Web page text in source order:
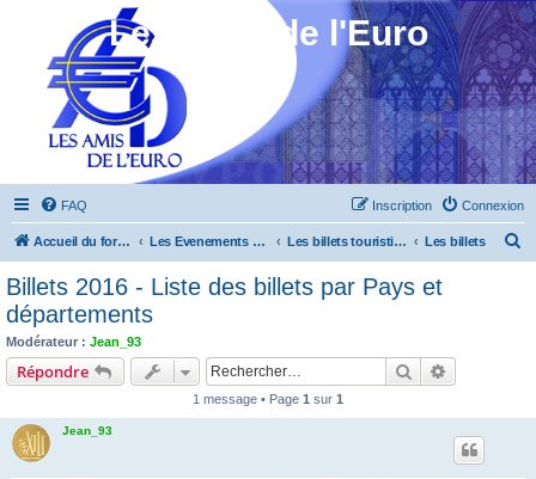
Les Amis de l'Euro
FAQ Connexion
Inscription
Accueil du forum Les Evenements ! [Ouvert au public] Les billets touristiques Les billets
Billets 2016 - Liste des billets par Pays et
départements
Modérateur : Jean_93
Répondre Rechercher
1 message • Page 1 sur 1
Jean_93